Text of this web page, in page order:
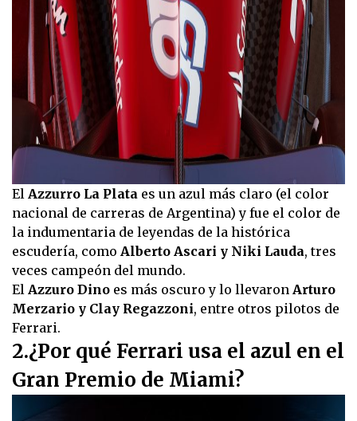
El Azzurro La Plata es un azul más claro (el color
nacional de carreras de Argentina) y fue el color de
la indumentaria de leyendas de la histórica
escudería, como Alberto Ascari y Niki Lauda, tres
veces campeón del mundo.
El Azzuro Dino es más oscuro y lo llevaron Arturo
Merzario y Clay Regazzoni, entre otros pilotos de
Ferrari.
2.¿Por qué Ferrari usa el azul en el
Gran Premio de Miami?